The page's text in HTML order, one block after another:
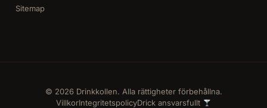
Sitemap
VillkorIntegritetspolicyDrick ansvarsfullt
© 2026 Drinkkollen. Alla rättigheter förbehållna.